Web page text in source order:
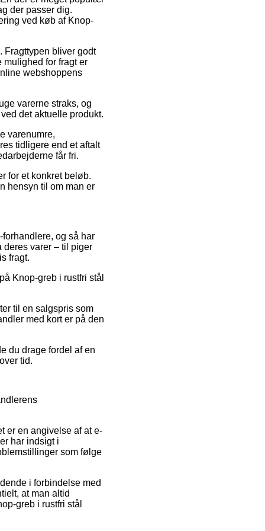
der passer dig.
ved køb af Knop-
bliver godt
mulighed for fragt er
webshoppens
varerne straks, og
det aktuelle produkt.
varenumre,
tidligere end et aftalt
får fri.
for et konkret beløb.
hensyn til om man er
og så har
varer – til piger
fragt.
Knop-greb i rustfri stål
til en salgspris som
med kort er på den
du drage fordel af en
tid.
er en angivelse af at e-
har indsigt i
som følge
i forbindelse med
at man altid
greb i rustfri stål